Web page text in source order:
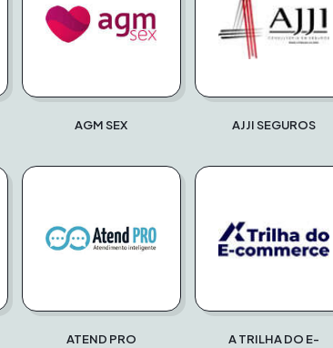
AGM SEX AJJI SEGUROS
ATEND PRO
A TRILHA DO E-